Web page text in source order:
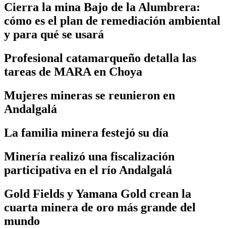
Cierra la mina Bajo de la Alumbrera:
cómo es el plan de remediación ambiental
y para qué se usará
Profesional catamarqueño detalla las
tareas de MARA en Choya
Mujeres mineras se reunieron en
Andalgalá
La familia minera festejó su día
Minería realizó una fiscalización
participativa en el río Andalgalá
Gold Fields y Yamana Gold crean la
cuarta minera de oro más grande del
mundo